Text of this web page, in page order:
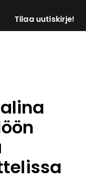
Tilaa uutiskirje!